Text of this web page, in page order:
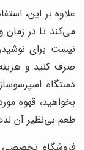
علاوه بر این،
می‌کند تا در
نیست برای
صرف کنید و
دستگاه
بخواهید، قهوه
طعم بی‌نظیر آن